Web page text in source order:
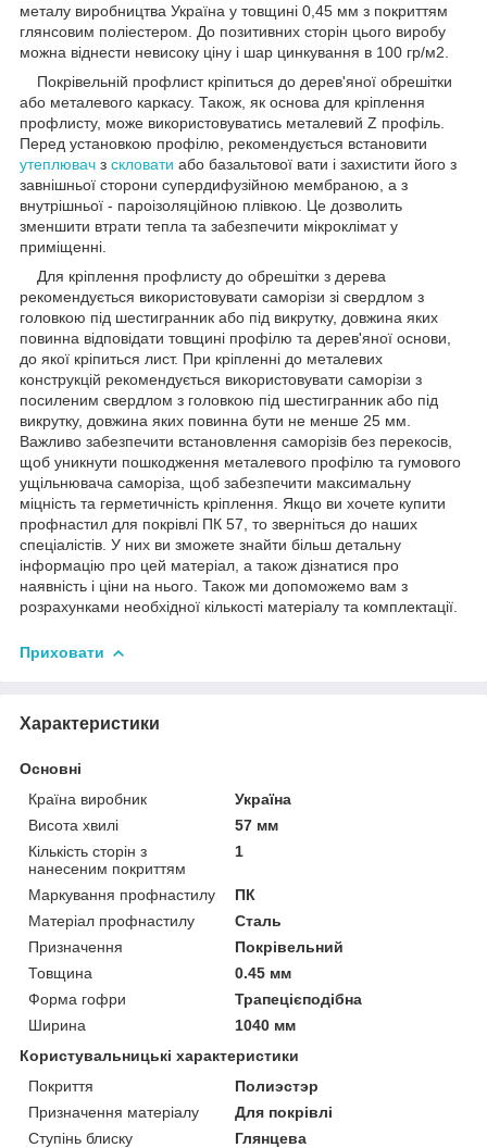
металу виробництва Україна у товщині 0,45 мм з покриттям
глянсовим поліестером. До позитивних сторін цього виробу
можна віднести невисоку ціну і шар цинкування в 100 гр/м2.
Покрівельній профлист кріпиться до дерев'яної обрешітки
або металевого каркасу. Також, як основа для кріплення
профлисту, може використовуватись металевий Z профіль.
Перед установкою профілю, рекомендується встановити
утеплювач з скловати або базальтової вати і захистити його з
завнішньої сторони супердифузійною мембраною, а з
внутрішньої - пароізоляційною плівкою. Це дозволить
зменшити втрати тепла та забезпечити мікроклімат у
приміщенні.
Для кріплення профлисту до обрешітки з дерева
рекомендується використовувати саморізи зі свердлом з
головкою під шестигранник або під викрутку, довжина яких
повинна відповідати товщині профілю та дерев'яної основи,
до якої кріпиться лист. При кріпленні до металевих
конструкцій рекомендується використовувати саморізи з
посиленим свердлом з головкою під шестигранник або під
викрутку, довжина яких повинна бути не менше 25 мм.
Важливо забезпечити встановлення саморізів без перекосів,
щоб уникнути пошкодження металевого профілю та гумового
ущільнювача саморіза, щоб забезпечити максимальну
міцність та герметичність кріплення. Якщо ви хочете купити
профнастил для покрівлі ПК 57, то зверніться до наших
спеціалістів. У них ви зможете знайти більш детальну
інформацію про цей матеріал, а також дізнатися про
наявність і ціни на нього. Також ми допоможемо вам з
розрахунками необхідної кількості матеріалу та комплектації.
Приховати
Характеристики
Основні
Країна виробник
Україна
Висота хвилі
57 мм
Кількість сторін з
нанесеним покриттям
1
Маркування профнастилу
ПК
Матеріал профнастилу
Сталь
Призначення
Покрівельний
Товщина
0.45 мм
Форма гофри
Трапецієподібна
Ширина
1040 мм
Користувальницькі характеристики
Покриття
Полиэстэр
Призначення матеріалу
Для покрівлі
Ступінь блиску
Глянцева